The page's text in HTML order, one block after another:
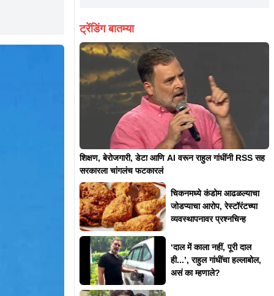
ट्रेंडिंग बातम्या
शिक्षण, बेरोजगारी, डेटा आणि AI वरून राहुल गांधींनी RSS सह
सरकारला चांगलंच फटकारलं
चिकनमध्ये कंडोम आढळल्याचा
जोडप्याचा आरोप, रेस्टॉरंटच्या
व्यवस्थापनावर प्रश्नचिन्ह
‘दाल में काला नहीं, पूरी दाल
ही...’, राहुल गांधींचा हल्लाबोल,
असं का म्हणाले?